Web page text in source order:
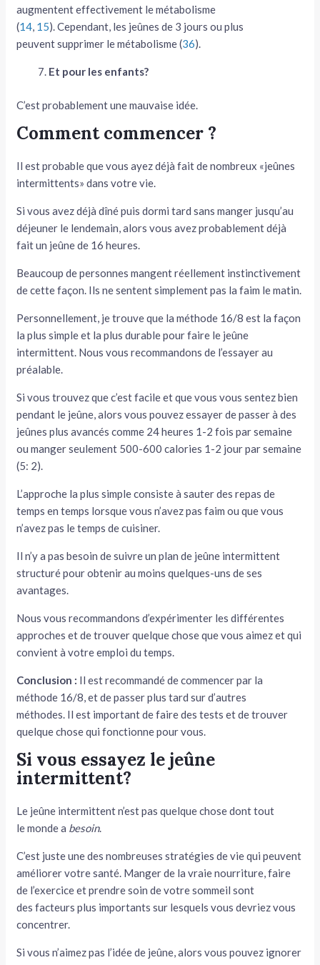
augmentent effectivement le métabolisme
(14, 15). Cependant, les jeûnes de 3 jours ou plus
peuvent supprimer le métabolisme (36).
Et pour les enfants?
C’est probablement une mauvaise idée.
Comment commencer ?
Il est probable que vous ayez déjà fait de nombreux «jeûnes
intermittents» dans votre vie.
Si vous avez déjà dîné puis dormi tard sans manger jusqu’au
déjeuner le lendemain, alors vous avez probablement déjà
fait un jeûne de 16 heures.
Beaucoup de personnes mangent réellement instinctivement
de cette façon. Ils ne sentent simplement pas la faim le matin.
Personnellement, je trouve que la méthode 16/8 est la façon
la plus simple et la plus durable pour faire le jeûne
intermittent. Nous vous recommandons de l’essayer au
préalable.
Si vous trouvez que c’est facile et que vous vous sentez bien
pendant le jeûne, alors vous pouvez essayer de passer à des
jeûnes plus avancés comme 24 heures 1-2 fois par semaine
ou manger seulement 500-600 calories 1-2 jour par semaine
(5: 2).
L’approche la plus simple consiste à sauter des repas de
temps en temps lorsque vous n’avez pas faim ou que vous
n’avez pas le temps de cuisiner.
Il n’y a pas besoin de suivre un plan de jeûne intermittent
structuré pour obtenir au moins quelques-uns de ses
avantages.
Nous vous recommandons d’expérimenter les différentes
approches et de trouver quelque chose que vous aimez et qui
convient à votre emploi du temps.
Conclusion : Il est recommandé de commencer par la
méthode 16/8, et de passer plus tard sur d’autres
méthodes. Il est important de faire des tests et de trouver
quelque chose qui fonctionne pour vous.
Si vous essayez le jeûne
intermittent?
Le jeûne intermittent n’est pas quelque chose dont tout
le monde a besoin.
C’est juste une des nombreuses stratégies de vie qui peuvent
améliorer votre santé. Manger de la vraie nourriture, faire
de l’exercice et prendre soin de votre sommeil sont
des facteurs plus importants sur lesquels vous devriez vous
concentrer.
Si vous n’aimez pas l’idée de jeûne, alors vous pouvez ignorer